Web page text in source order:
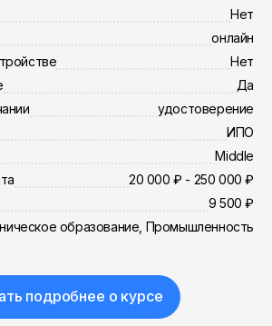
Нет
онлайн
Нет
Да
удостоверение
ИПО
Middle
20 000 ₽ - 250 000 ₽
9 500 ₽
образование, Промышленность
подробнее о курсе